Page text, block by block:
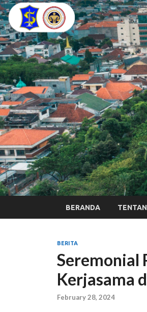
BERANDA
BERITA
Seremonial
Kerjasama
February 28, 2024